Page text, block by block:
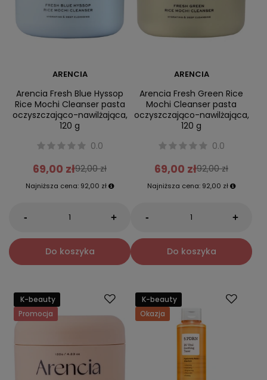
ARENCIA
Arencia Fresh Blue Hyssop
Rice Mochi Cleanser pasta
oczyszczająco-nawilżająca,
120 g
0.0
69,00 zł92,00 zł
Najniższa cena: 92,00 zł
- +
Do koszyka
ARENCIA
Arencia Fresh Green Rice
Mochi Cleanser pasta
oczyszczająco-nawilżająca,
120 g
0.0
69,00 zł92,00 zł
Najniższa cena: 92,00 zł
- +
Do koszyka
K-beauty
Promocja
K-beauty
Okazja